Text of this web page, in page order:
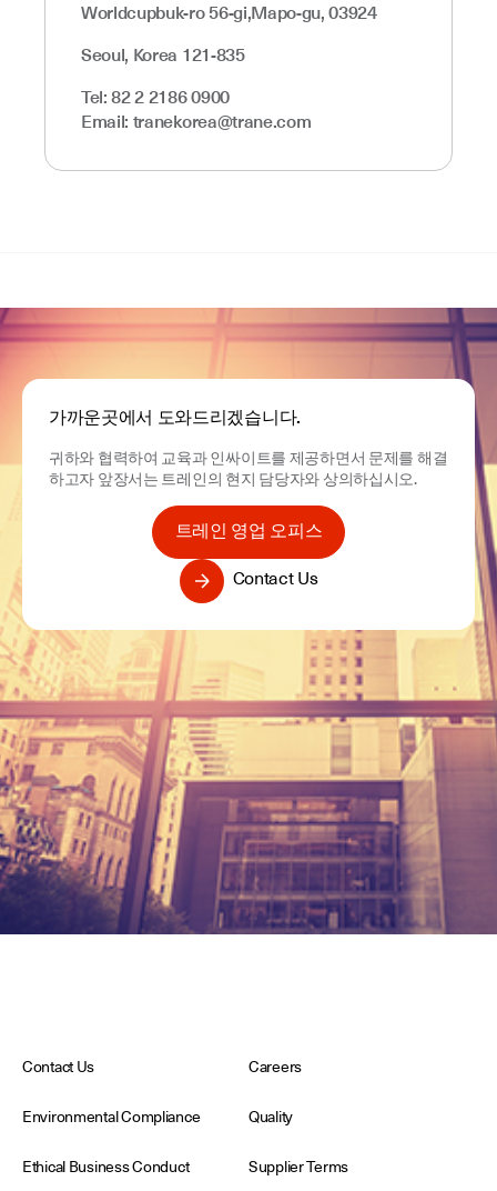
Worldcupbuk-ro 56-gi,Mapo-gu, 03924
Seoul, Korea 121-835
Tel: 82 2 2186 0900
Email: tranekorea@trane.com
가까운곳에서 도와드리겠습니다.
귀하와 협력하여 교육과 인싸이트를 제공하면서 문제를 해결
하고자 앞장서는 트레인의 현지 담당자와 상의하십시오.
트레인 영업 오피스
Contact Us
Contact Us Careers
Environmental Compliance Quality
Ethical Business Conduct Supplier Terms